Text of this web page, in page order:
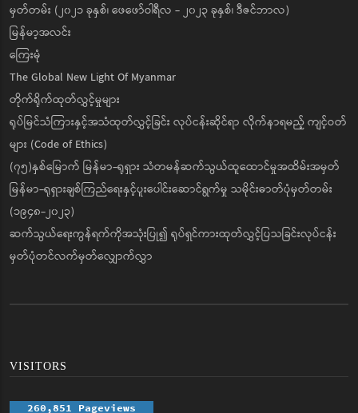
မှတ်တမ်း (၂၀၂၁ ခုနှစ်၊ ဖေဖော်ဝါရီလ - ၂၀၂၃ ခုနှစ်၊ ဒီဇင်ဘာလ)
မြန်မာ့အလင်း
ကြေးမုံ
The Global New Light Of Myanmar
တိုက်ရိုက်ထုတ်လွှင့်မှုများ
ရုပ်မြင်သံကြားနှင့်အသံထုတ်လွှင့်ခြင်း လုပ်ငန်းဆိုင်ရာ လိုက်နာရမည့် ကျင့်ဝတ်
များ (Code of Ethics)
(၇၅)နှစ်မြောက် မြန်မာ-ရုရှား သံတမန်ဆက်သွယ်ထူထောင်မှုအထိမ်းအမှတ်
မြန်မာ-ရုရှားချစ်ကြည်ရေးနှင့်ပူးပေါင်းဆောင်ရွက်မှု သမိုင်းဓာတ်ပုံမှတ်တမ်း
(၁၉၄၈-၂၀၂၃)
ဆက်သွယ်ရေးကွန်ရက်ကိုအသုံးပြု၍ ရုပ်ရှင်ကားထုတ်လွှင့်ပြသခြင်းလုပ်ငန်း
မှတ်ပုံတင်လက်မှတ်လျှောက်လွှာ
VISITORS